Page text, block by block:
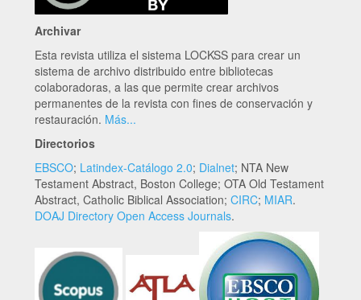
Archivar
Esta revista utiliza el sistema LOCKSS para crear un
sistema de archivo distribuido entre bibliotecas
colaboradoras, a las que permite crear archivos
permanentes de la revista con fines de conservación y
restauración. Más...
Directorios
EBSCO; Latindex-Catálogo 2.0; Dialnet; NTA New
Testament Abstract, Boston College; OTA Old Testament
Abstract, Catholic Biblical Association; CIRC; MIAR.
DOAJ Directory Open Access Journals.